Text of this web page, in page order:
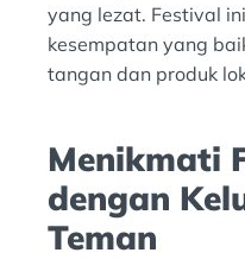
yang lezat. Festival
kesempatan yang
tangan dan produk
Menikmati
dengan
Teman